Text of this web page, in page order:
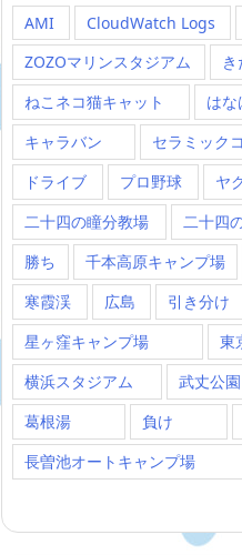
AMI
CloudWatch Logs
ZOZOマリンスタジアム
ねこネコ猫キャット
はな
キャラバン
セラミック
ドライブ
プロ野球 ヤ
二十四の瞳分教場
二十四
勝ち
千本高原キャンプ場
寒霞渓
広島 引き分け
星ヶ窪キャンプ場
東
横浜スタジアム
武丈公園
葛根湯
負け
長曽池オートキャンプ場